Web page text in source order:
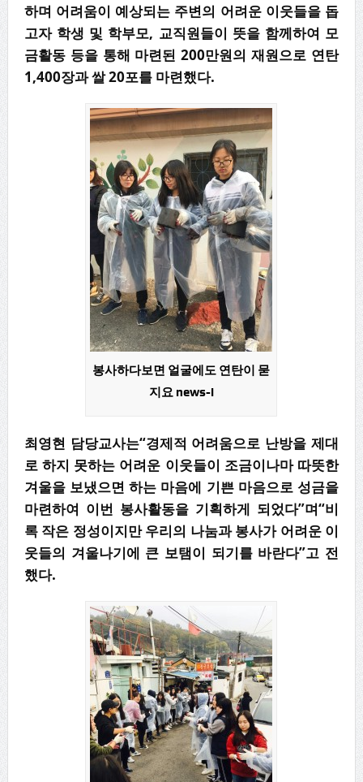
하며 어려움이 예상되는 주변의 어려운 이웃들을 돕
고자 학생 및 학부모, 교직원들이 뜻을 함께하여 모
금활동 등을 통해 마련된 200만원의 재원으로 연탄
1,400장과 쌀 20포를 마련했다.
봉사하다보면 얼굴에도 연탄이 묻
지요 news-i
최영현 담당교사는“경제적 어려움으로 난방을 제대
로 하지 못하는 어려운 이웃들이 조금이나마 따뜻한
겨울을 보냈으면 하는 마음에 기쁜 마음으로 성금을
마련하여 이번 봉사활동을 기획하게 되었다”며“비
록 작은 정성이지만 우리의 나눔과 봉사가 어려운 이
웃들의 겨울나기에 큰 보탬이 되기를 바란다”고 전
했다.